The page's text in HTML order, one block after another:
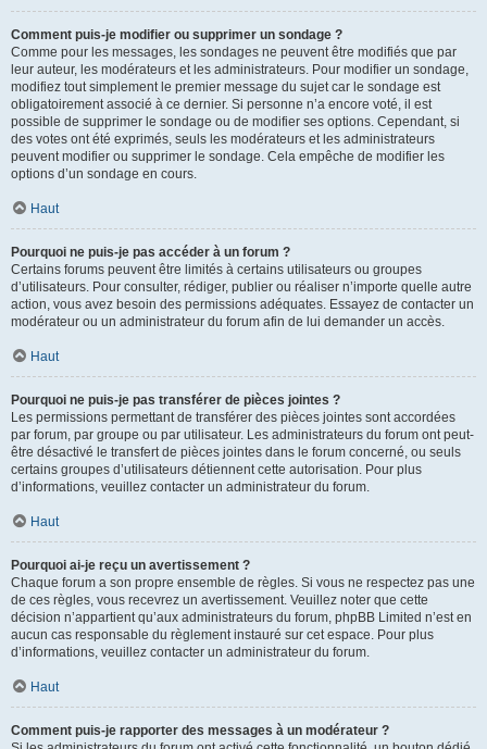
Comment puis-je modifier ou supprimer un sondage ?
Comme pour les messages, les sondages ne peuvent être modifiés que par
leur auteur, les modérateurs et les administrateurs. Pour modifier un sondage,
modifiez tout simplement le premier message du sujet car le sondage est
obligatoirement associé à ce dernier. Si personne n’a encore voté, il est
possible de supprimer le sondage ou de modifier ses options. Cependant, si
des votes ont été exprimés, seuls les modérateurs et les administrateurs
peuvent modifier ou supprimer le sondage. Cela empêche de modifier les
options d’un sondage en cours.
Haut
Pourquoi ne puis-je pas accéder à un forum ?
Certains forums peuvent être limités à certains utilisateurs ou groupes
d’utilisateurs. Pour consulter, rédiger, publier ou réaliser n’importe quelle autre
action, vous avez besoin des permissions adéquates. Essayez de contacter un
modérateur ou un administrateur du forum afin de lui demander un accès.
Haut
Pourquoi ne puis-je pas transférer de pièces jointes ?
Les permissions permettant de transférer des pièces jointes sont accordées
par forum, par groupe ou par utilisateur. Les administrateurs du forum ont peut-
être désactivé le transfert de pièces jointes dans le forum concerné, ou seuls
certains groupes d’utilisateurs détiennent cette autorisation. Pour plus
d’informations, veuillez contacter un administrateur du forum.
Haut
Pourquoi ai-je reçu un avertissement ?
Chaque forum a son propre ensemble de règles. Si vous ne respectez pas une
de ces règles, vous recevrez un avertissement. Veuillez noter que cette
décision n’appartient qu’aux administrateurs du forum, phpBB Limited n’est en
aucun cas responsable du règlement instauré sur cet espace. Pour plus
d’informations, veuillez contacter un administrateur du forum.
Haut
Comment puis-je rapporter des messages à un modérateur ?